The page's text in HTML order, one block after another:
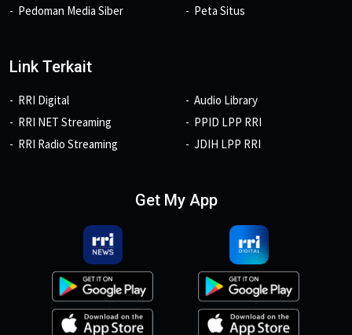
Pedoman Media Siber
Peta Situs
Link Terkait
RRI Digital
RRI NET Streaming
RRI Radio Streaming
Audio Library
PPID LPP RRI
JDIH LPP RRI
Get My App